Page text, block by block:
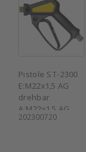
Pistole ST-2300
E:M22x1,5 AG
drehbar
A:M22x1,5 AG
202300720